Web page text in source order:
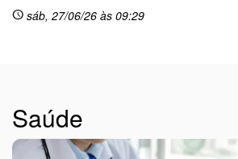
schedule sáb, 27/06/26 às 09:29
Saúde